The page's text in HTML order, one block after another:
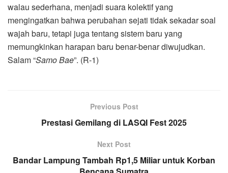
walau sederhana, menjadi suara kolektif yang
mengingatkan bahwa perubahan sejati tidak sekadar soal
wajah baru, tetapi juga tentang sistem baru yang
memungkinkan harapan baru benar-benar diwujudkan.
Salam “Samo Bae”. (R-1)
Previous Post
Prestasi Gemilang di LASQI Fest 2025
Next Post
Bandar Lampung Tambah Rp1,5 Miliar untuk Korban